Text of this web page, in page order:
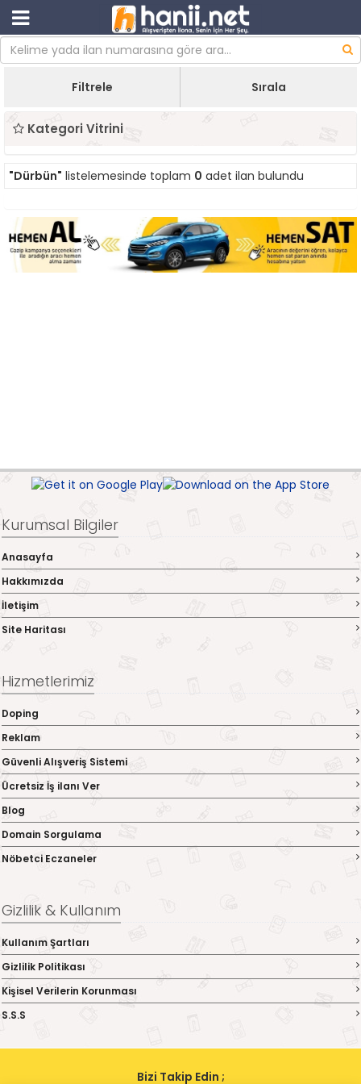
Filtrele Sırala
Kategori Vitrini
"Dürbün" listelemesinde toplam 0 adet ilan bulundu
Kurumsal Bilgiler
Anasayfa
Hakkımızda
İletişim
Site Haritası
Hizmetlerimiz
Doping
Reklam
Güvenli Alışveriş Sistemi
Ücretsiz İş ilanı Ver
Blog
Domain Sorgulama
Nöbetci Eczaneler
Gizlilik & Kullanım
Kullanım Şartları
Gizlilik Politikası
Kişisel Verilerin Korunması
S.S.S
Bizi Takip Edin ;